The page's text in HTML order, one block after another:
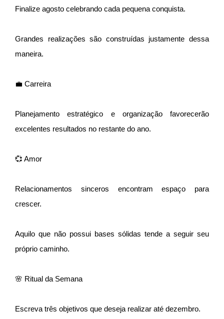
Finalize agosto celebrando cada pequena conquista.
Grandes realizações são construídas justamente dessa
maneira.
💼 Carreira
Planejamento estratégico e organização favorecerão
excelentes resultados no restante do ano.
💞 Amor
Relacionamentos sinceros encontram espaço para
crescer.
Aquilo que não possui bases sólidas tende a seguir seu
próprio caminho.
🌸 Ritual da Semana
Escreva três objetivos que deseja realizar até dezembro.